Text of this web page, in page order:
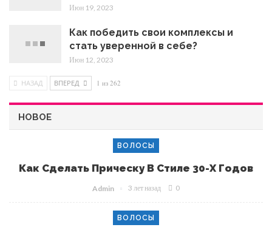
Июн 19, 2023
Как победить свои комплексы и
стать уверенной в себе?
Июн 12, 2023
НАЗАД ВПЕРЕД 1 из 262
НОВОЕ
ВОЛОСЫ
Как Сделать Прическу В Стиле 30-Х Годов
Admin 3 лет назад 0
ВОЛОСЫ